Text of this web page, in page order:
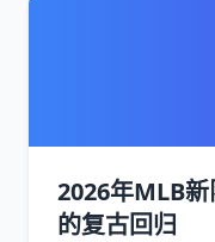
2026年MLB
的复古回归